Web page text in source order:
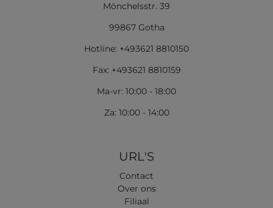
Mönchelsstr. 39
99867 Gotha
Hotline: +493621 8810150
Fax: +493621 8810159
Ma-vr: 10:00 - 18:00
Za: 10:00 - 14:00
URL'S
Contact
Over ons
Filiaal